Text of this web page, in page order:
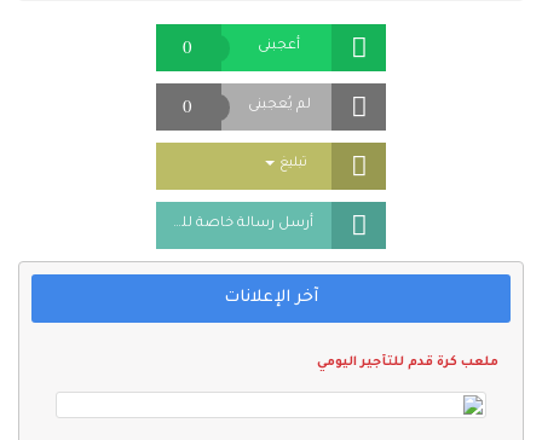
أعجبنى 0
لم يُعجبنى 0
تبليغ Toggle Dropdown
أرسل رسالة خاصة للمُعلن
آخر الإعلانات
ملعب كرة قدم للتأجير اليومي